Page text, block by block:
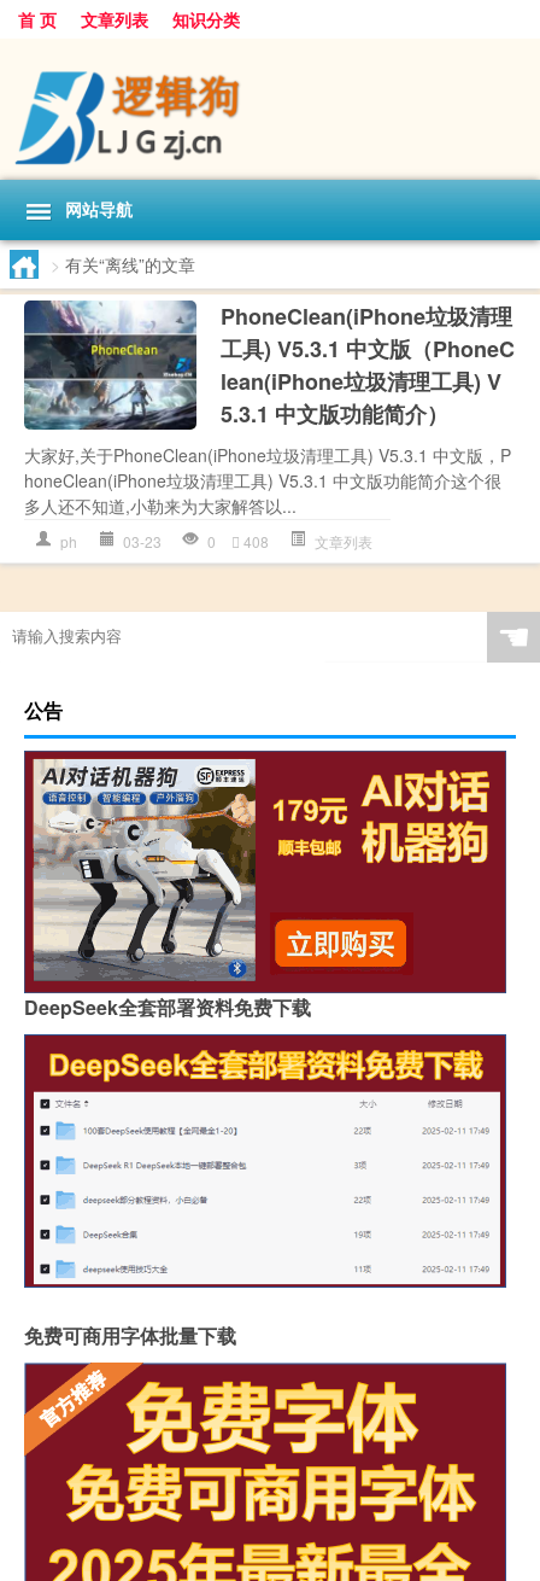
首 页 文章列表 知识分类
网站导航
> 有关“离线”的文章
PhoneClean(iPhone垃圾清理
工具) V5.3.1 中文版（PhoneC
lean(iPhone垃圾清理工具) V
5.3.1 中文版功能简介）
大家好,关于PhoneClean(iPhone垃圾清理工具) V5.3.1 中文版，P
honeClean(iPhone垃圾清理工具) V5.3.1 中文版功能简介这个很
多人还不知道,小勒来为大家解答以...
ph 03-23 0 408 文章列表
☚
公告
DeepSeek全套部署资料免费下载
免费可商用字体批量下载